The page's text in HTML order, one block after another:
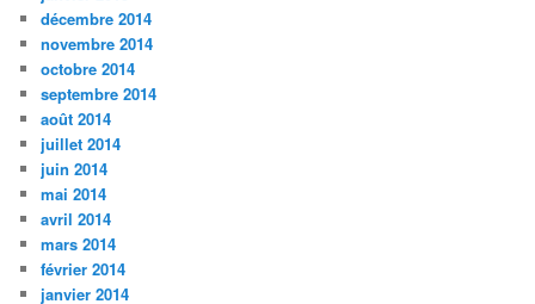
décembre 2014
novembre 2014
octobre 2014
septembre 2014
août 2014
juillet 2014
juin 2014
mai 2014
avril 2014
mars 2014
février 2014
janvier 2014